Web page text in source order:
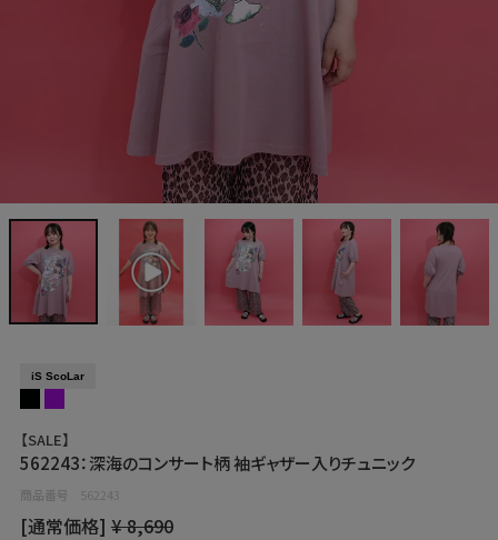
iS ScoLar
【SALE】
562243：深海のコンサート柄 袖ギャザー入りチュニック
商品番号 562243
[通常価格] ¥8,690